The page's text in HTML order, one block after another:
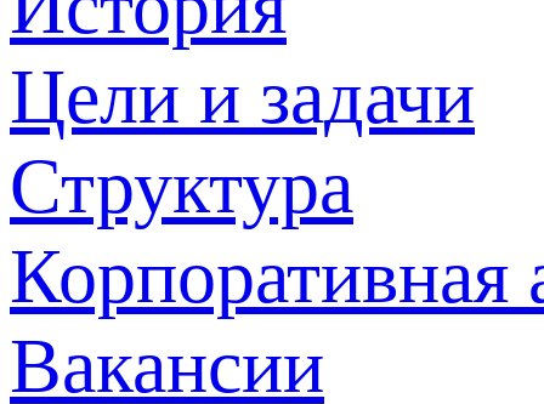
Цели и задачи
Структура
Корпоративная
Вакансии